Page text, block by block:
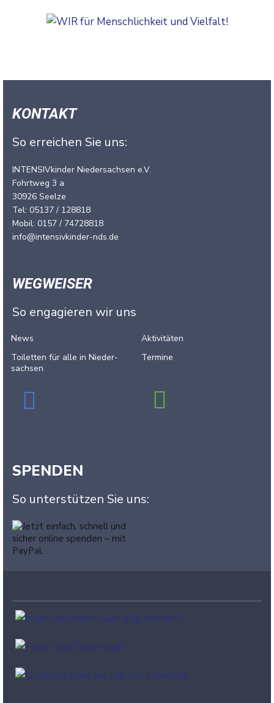
KONTAKT
So erreichen Sie uns:
INTENSIVkinder Niedersachsen e.V.
Fohrtweg 3 a
30926 Seelze
Tel: 05137 / 128818
Mobil: 0157 / 74728818
info@intensivkinder-nds.de
WEGWEISER
So engagieren wir uns
News
Toiletten für alle in Nieder­
sachsen
Aktivitäten
Termine
SPENDEN
So unterstützen Sie uns: